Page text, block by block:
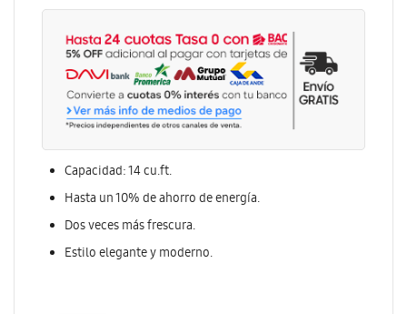
Capacidad: 14 cu.ft.
Hasta un 10% de ahorro de energía.
Dos veces más frescura.
Estilo elegante y moderno.